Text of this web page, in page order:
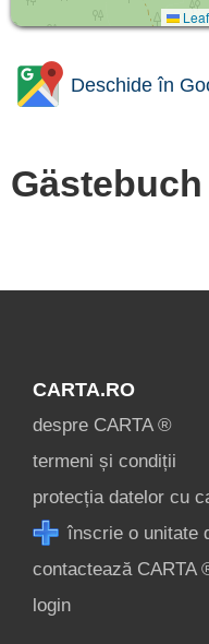
Deschide în
Gästebuch
CARTA.RO
despre CARTA ®
termeni și condiții
protecția datelor cu
înscrie o unitate
contactează CARTA
login